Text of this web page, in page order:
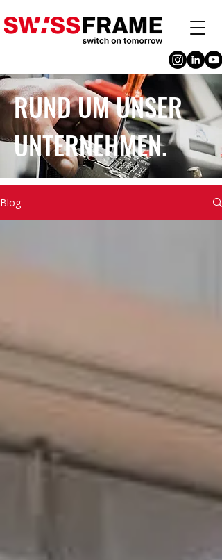
RUND UM UNSER
UNTERNEHMEN.
Blog